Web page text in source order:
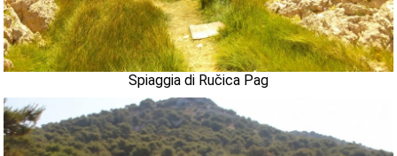
Spiaggia di Ručica Pag